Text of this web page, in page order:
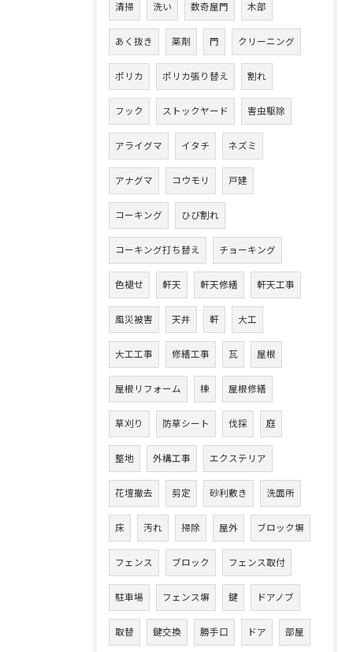
清掃 洗い 数奇屋門 木部
あく抜き 薬剤 門 クリーニング
ポリカ ポリカ張り替え 割れ
フック ストックヤード 害虫駆除
アライグマ イタチ ネズミ
アナグマ コウモリ 戸建
コーキング ひび割れ
コーキング打ち替え チョーキング
色褪せ 軒天 軒天修繕 軒天工事
風災被害 天井 軒 大工
大工工事 修繕工事 瓦 屋根
屋根リフォーム 棟 屋根修繕
草刈り 防草シート 伐採 庭
整地 外構工事 エクステリア
花壇撤去 剪定 砂利敷き 洗面所
床 汚れ 掃除 屋外 ブロック塀
フェンス ブロック フェンス取付
駐車場 フェンス塀 鍵 ドアノブ
取替 鍵交換 勝手口 ドア 部屋